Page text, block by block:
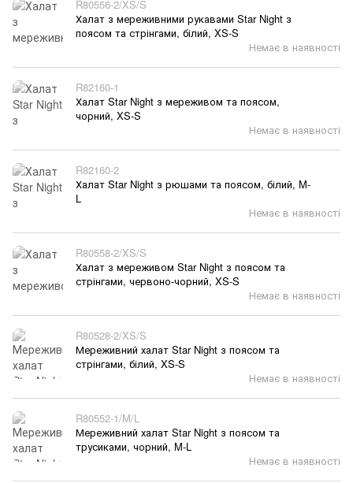
R80556-2/XS/S
Халат з мереживними рукавами Star Night з
поясом та стрінгами, білий, XS-S
Немає в наявності
R82160-1
Халат Star Night з мереживом та поясом,
чорний, XS-S
Немає в наявності
R82160-2
Халат Star Night з рюшами та поясом, білий, M-
L
Немає в наявності
R80558-2/XS/S
Халат з мереживом Star Night з поясом та
стрінгами, червоно-чорний, XS-S
Немає в наявності
R80528-2/XS/S
Мереживний халат Star Night з поясом та
стрінгами, білий, XS-S
Немає в наявності
R80552-1/M/L
Мереживний халат Star Night з поясом та
трусиками, чорний, M-L
Немає в наявності